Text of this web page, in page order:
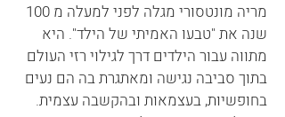
מריה מונטסורי מגלה לפני למעלה מ 100
שנה את "טבעו האמיתי של הילד". היא
מתווה עבור הילדים דרך לגילוי רזי העולם
בתוך סביבה נגישה ומאתגרת בה הם נעים
בחופשיות, בעצמאות ובהקשבה עצמית.